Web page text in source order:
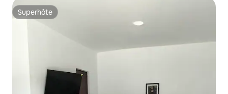
Superhôte
Superhôte